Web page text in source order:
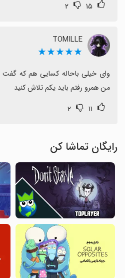
۱۵ ۲
TOMILLE
★★★★★
من همرو رفتم باید یکم تلاش کنید
۱۱ ۲
رایگان تماشا کن